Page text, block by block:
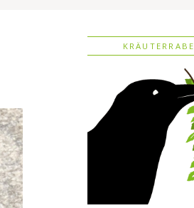
KRÄUTERRABE